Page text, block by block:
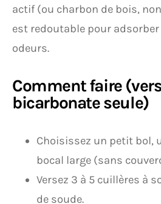
actif (ou charbon de bois,
est redoutable pour
odeurs.
Comment faire
bicarbonate seule)
Choisissez un petit bol,
bocal large (sans
Versez 3 à 5 cuillères à
de soude.